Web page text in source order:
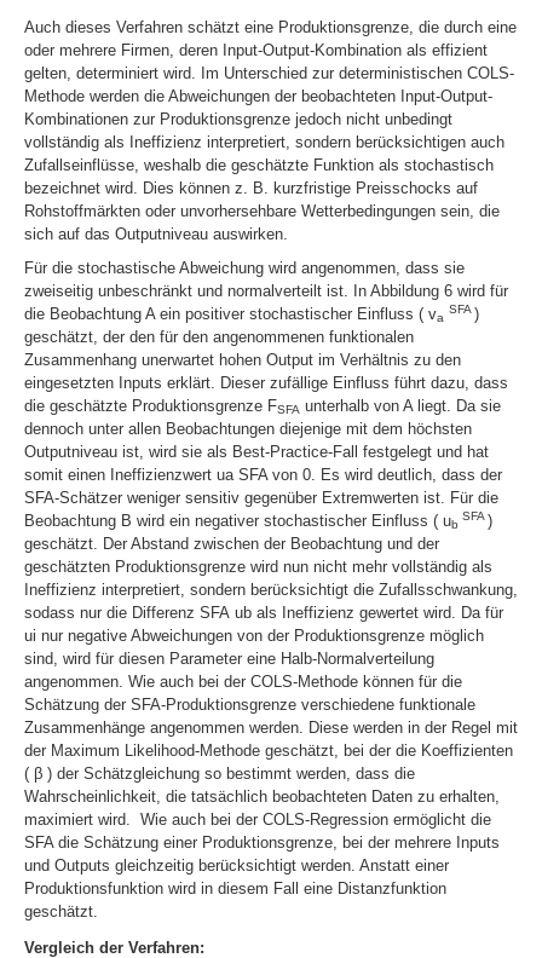
Auch dieses Verfahren schätzt eine Produktionsgrenze, die durch eine
oder mehrere Firmen, deren Input-Output-Kombination als effizient
gelten, determiniert wird. Im Unterschied zur deterministischen COLS-
Methode werden die Abweichungen der beobachteten Input-Output-
Kombinationen zur Produktionsgrenze jedoch nicht unbedingt
vollständig als Ineffizienz interpretiert, sondern berücksichtigen auch
Zufallseinflüsse, weshalb die geschätzte Funktion als stochastisch
bezeichnet wird. Dies können z. B. kurzfristige Preisschocks auf
Rohstoffmärkten oder unvorhersehbare Wetterbedingungen sein, die
sich auf das Outputniveau auswirken.
Für die stochastische Abweichung wird angenommen, dass sie
zweiseitig unbeschränkt und normalverteilt ist. In Abbildung 6 wird für
die Beobachtung A ein positiver stochastischer Einfluss ( va
SFA )
geschätzt, der den für den angenommenen funktionalen
Zusammenhang unerwartet hohen Output im Verhältnis zu den
eingesetzten Inputs erklärt. Dieser zufällige Einfluss führt dazu, dass
die geschätzte Produktionsgrenze FSFA unterhalb von A liegt. Da sie
dennoch unter allen Beobachtungen diejenige mit dem höchsten
Outputniveau ist, wird sie als Best-Practice-Fall festgelegt und hat
somit einen Ineffizienzwert ua SFA von 0. Es wird deutlich, dass der
SFA-Schätzer weniger sensitiv gegenüber Extremwerten ist. Für die
Beobachtung B wird ein negativer stochastischer Einfluss ( ub
SFA )
geschätzt. Der Abstand zwischen der Beobachtung und der
geschätzten Produktionsgrenze wird nun nicht mehr vollständig als
Ineffizienz interpretiert, sondern berücksichtigt die Zufallsschwankung,
sodass nur die Differenz SFA ub als Ineffizienz gewertet wird. Da für
ui nur negative Abweichungen von der Produktionsgrenze möglich
sind, wird für diesen Parameter eine Halb-Normalverteilung
angenommen. Wie auch bei der COLS-Methode können für die
Schätzung der SFA-Produktionsgrenze verschiedene funktionale
Zusammenhänge angenommen werden. Diese werden in der Regel mit
der Maximum Likelihood-Methode geschätzt, bei der die Koeffizienten
( β ) der Schätzgleichung so bestimmt werden, dass die
Wahrscheinlichkeit, die tatsächlich beobachteten Daten zu erhalten,
maximiert wird. Wie auch bei der COLS-Regression ermöglicht die
SFA die Schätzung einer Produktionsgrenze, bei der mehrere Inputs
und Outputs gleichzeitig berücksichtigt werden. Anstatt einer
Produktionsfunktion wird in diesem Fall eine Distanzfunktion
geschätzt.
Vergleich der Verfahren: